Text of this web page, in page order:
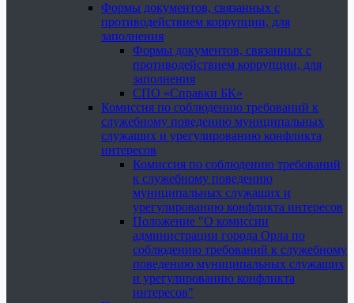
Формы документов, связанных с
противодействием коррупции, для
заполнения
Формы документов, связанных с
противодействием коррупции, для
заполнения
СПО «Справки БК»
Комиссия по соблюдению требований к
служебному поведению муниципальных
служащих и урегулированию конфликта
интересов
Комиссия по соблюдению требований
к служебному поведению
муниципальных служащих и
урегулированию конфликта интересов
Положение "О комиссии
администрации города Орла по
соблюдению требований к служебному
поведению муниципальных служащих
и урегулированию конфликта
интересов"